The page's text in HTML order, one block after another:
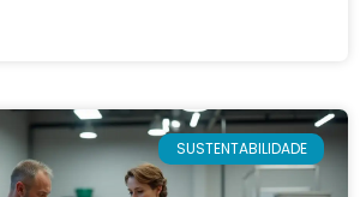
SUSTENTABILIDADE